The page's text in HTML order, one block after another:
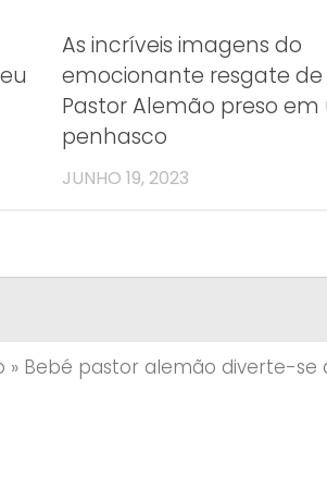
As incríveis imagens do
emocionante resgate
Pastor Alemão preso em
penhasco
JUNHO 19, 2023
» Bebé pastor alemão diverte-se